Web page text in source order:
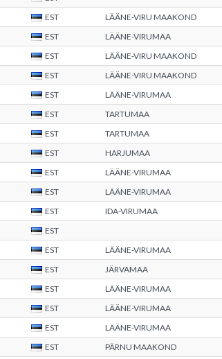
EST
LÄÄNE-VIRU MAAKOND
EST
LÄÄNE-VIRUMAA
EST LÄÄNE-VIRU MAAKOND
EST LÄÄNE-VIRU MAAKOND
EST
LÄÄNE-VIRUMAA
EST
TARTUMAA
EST TARTUMAA
EST
HARJUMAA
EST
LÄÄNE-VIRUMAA
EST
LÄÄNE-VIRUMAA
EST IDA-VIRUMAA
EST
EST
LÄÄNE-VIRUMAA
EST
JÄRVAMAA
EST
LÄÄNE-VIRUMAA
EST
LÄÄNE-VIRUMAA
EST
LÄÄNE-VIRUMAA
EST
PÄRNU MAAKOND